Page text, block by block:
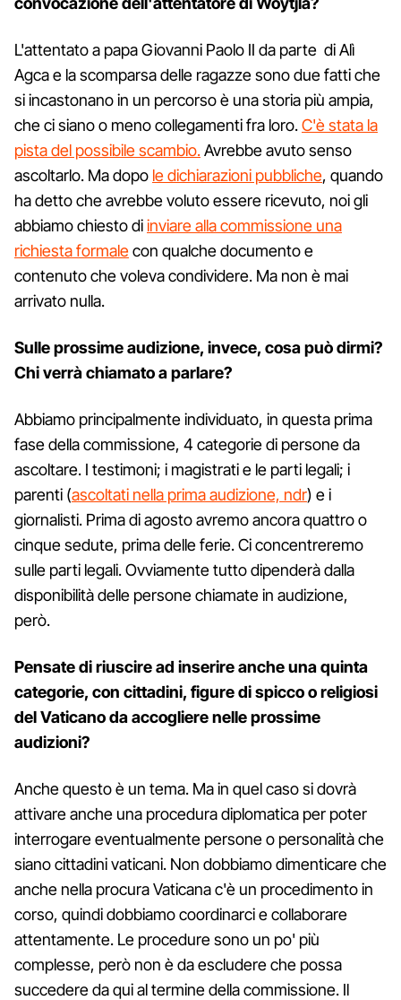
L'attentato a papa Giovanni Paolo II da parte di Alì
Agca e la scomparsa delle ragazze sono due fatti che
si incastonano in un percorso è una storia più ampia,
che ci siano o meno collegamenti fra loro.C'è stata la
pista del possibile scambio.Avrebbe avuto senso
ascoltarlo. Ma dopo le dichiarazioni pubbliche, quando
ha detto che avrebbe voluto essere ricevuto, noi gli
abbiamo chiesto diinviare alla commissione una
richiesta formalecon qualche documento e
contenuto che voleva condividere. Ma non è mai
arrivato nulla.
Sulle prossime audizione, invece, cosa può dirmi?
Chi verrà chiamato a parlare?
Abbiamo principalmente individuato, in questa prima
fase della commissione, 4 categorie di persone da
ascoltare. I testimoni; i magistrati e le parti legali; i
parenti (ascoltati nella prima audizione, ndr) e i
giornalisti. Prima di agosto avremo ancora quattro o
cinque sedute, prima delle ferie. Ci concentreremo
sulle parti legali. Ovviamente tutto dipenderà dalla
disponibilità delle persone chiamate in audizione,
però.
Pensate di riuscire ad inserire anche una quinta
categorie, con cittadini, figure di spicco o religiosi
del Vaticano da accogliere nelle prossime
audizioni?
Anche questo è un tema. Ma in quel caso si dovrà
attivare anche una procedura diplomatica per poter
interrogare eventualmente persone o personalità che
siano cittadini vaticani. Non dobbiamo dimenticare che
anche nella procura Vaticana c'è un procedimento in
corso, quindi dobbiamo coordinarci e collaborare
attentamente. Le procedure sono un po' più
complesse, però non è da escludere che possa
succedere da qui al termine della commissione. Il